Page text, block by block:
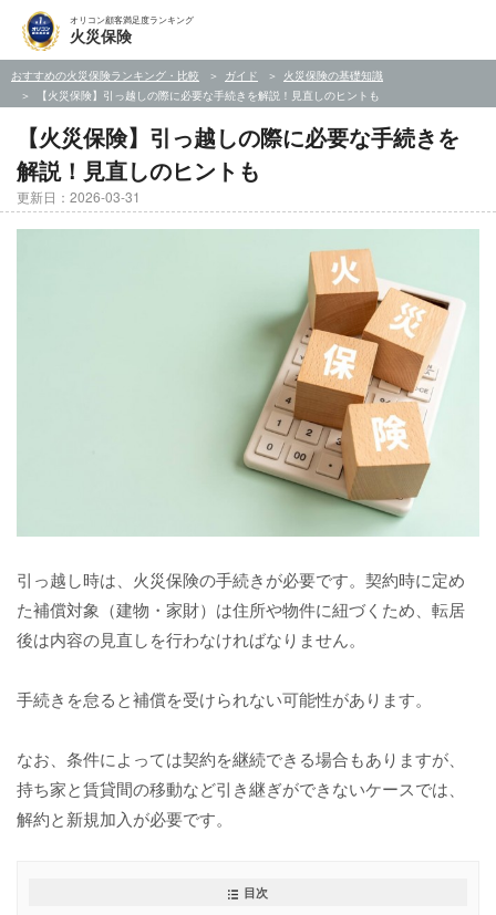
オリコン顧客満足度ランキング
火災保険
おすすめの火災保険ランキング・比較 ガイド
火災保険の基礎知識
【火災保険】引っ越しの際に必要な手続きを解説！見直しのヒントも
【火災保険】引っ越しの際に必要な手続きを
解説！見直しのヒントも
更新日：2026-03-31
引っ越し時は、火災保険の手続きが必要です。契約時に定め
た補償対象（建物・家財）は住所や物件に紐づくため、転居
後は内容の見直しを行わなければなりません。
手続きを怠ると補償を受けられない可能性があります。
なお、条件によっては契約を継続できる場合もありますが、
持ち家と賃貸間の移動など引き継ぎができないケースでは、
解約と新規加入が必要です。
目次